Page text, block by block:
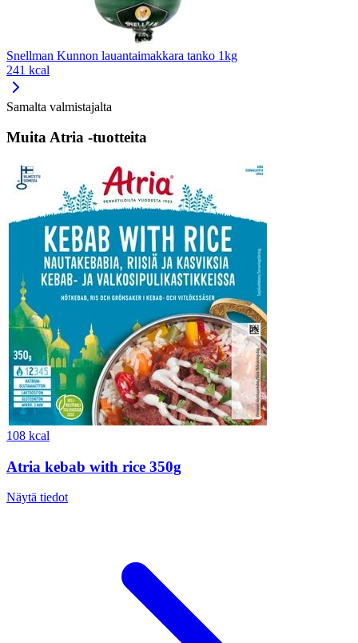
Snellman Kunnon lauantaimakkara tanko 1kg
241 kcal
Samalta valmistajalta
Muita Atria -tuotteita
108 kcal
Atria kebab with rice 350g
Näytä tiedot